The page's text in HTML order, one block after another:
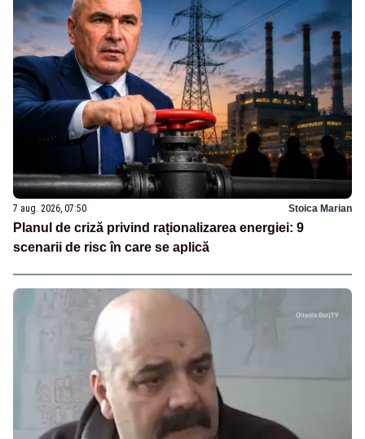
7 aug. 2026, 07:50 Stoica Marian
Planul de criză privind raționalizarea energiei: 9
scenarii de risc în care se aplică